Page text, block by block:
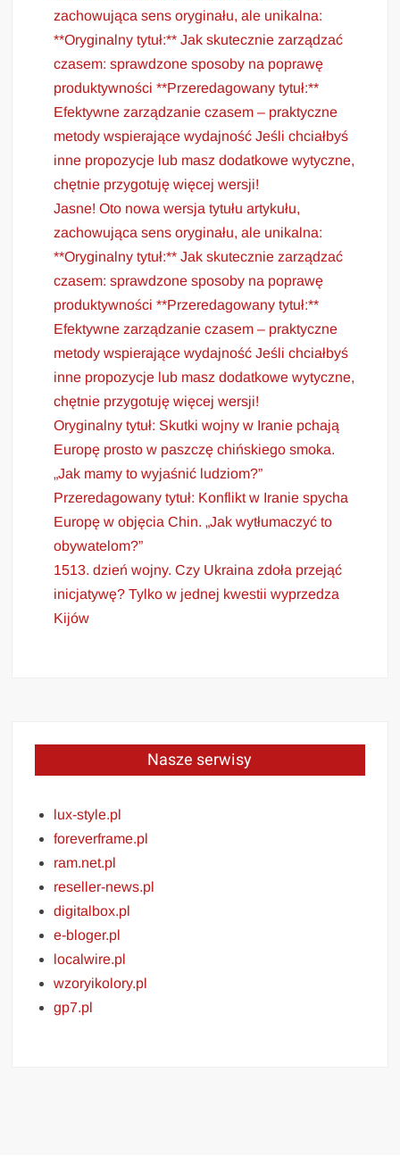
zachowująca sens oryginału, ale unikalna:
**Oryginalny tytuł:** Jak skutecznie zarządzać
czasem: sprawdzone sposoby na poprawę
produktywności **Przeredagowany tytuł:**
Efektywne zarządzanie czasem – praktyczne
metody wspierające wydajność Jeśli chciałbyś
inne propozycje lub masz dodatkowe wytyczne,
chętnie przygotuję więcej wersji!
Jasne! Oto nowa wersja tytułu artykułu,
zachowująca sens oryginału, ale unikalna:
**Oryginalny tytuł:** Jak skutecznie zarządzać
czasem: sprawdzone sposoby na poprawę
produktywności **Przeredagowany tytuł:**
Efektywne zarządzanie czasem – praktyczne
metody wspierające wydajność Jeśli chciałbyś
inne propozycje lub masz dodatkowe wytyczne,
chętnie przygotuję więcej wersji!
Oryginalny tytuł: Skutki wojny w Iranie pchają
Europę prosto w paszczę chińskiego smoka.
„Jak mamy to wyjaśnić ludziom?”
Przeredagowany tytuł: Konflikt w Iranie spycha
Europę w objęcia Chin. „Jak wytłumaczyć to
obywatelom?”
1513. dzień wojny. Czy Ukraina zdoła przejąć
inicjatywę? Tylko w jednej kwestii wyprzedza
Kijów
Nasze serwisy
lux-style.pl
foreverframe.pl
ram.net.pl
reseller-news.pl
digitalbox.pl
e-bloger.pl
localwire.pl
wzoryikolory.pl
gp7.pl